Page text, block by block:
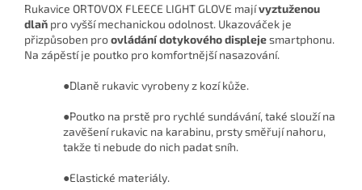
Rukavice ORTOVOX FLEECE LIGHT GLOVE majívyztuženou
dlaň pro vyšší mechanickou odolnost. Ukazováček je
přizpůsoben proovládání dotykového displejesmartphonu.
Na zápěstí je poutko pro komfortnější nasazování.
●Dlaně rukavic vyrobeny z kozí kůže.
●Poutko na prstě pro rychlé sundávání, také slouží na
zavěšení rukavic na karabinu, prsty směřují nahoru,
takže ti nebude do nich padat sníh.
●Elastické materiály.